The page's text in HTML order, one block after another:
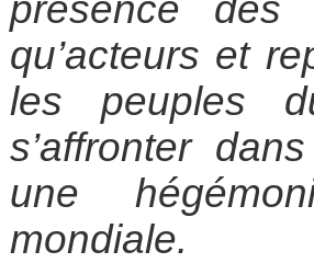
présence des
qu’acteurs et
les peuples
s’affronter
une
mondiale.